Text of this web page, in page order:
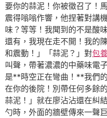
要你的蒜泥！你被徵召了！
震得嗡嗡作響，他捏著對講
味？等等！我聞到的不是酸
還有，我現在走不開！我的
和震動！」「蒜泥？」對包
叫聲，帶著濃濃的中藥味電
是**時空正在彎曲！**我們
在你的後院！別帶任何多餘
蒜泥！」就在廖沾沾還在糾
勺時，外面的牆壁傳來一聲